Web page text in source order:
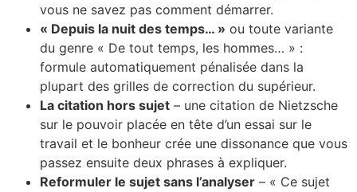
vous ne savez pas comment démarrer.
« Depuis la nuit des temps… » ou toute variante
du genre « De tout temps, les hommes… » :
formule automatiquement pénalisée dans la
plupart des grilles de correction du supérieur.
La citation hors sujet – une citation de Nietzsche
sur le pouvoir placée en tête d’un essai sur le
travail et le bonheur crée une dissonance que vous
passez ensuite deux phrases à expliquer.
Reformuler le sujet sans l’analyser – « Ce sujet